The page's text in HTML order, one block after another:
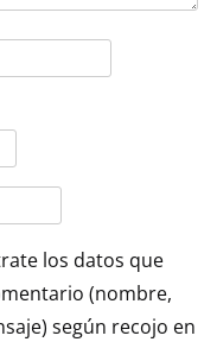
los datos que
(nombre,
según recojo en